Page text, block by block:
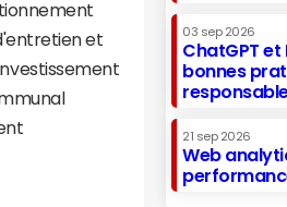
et
03 sep 2026
ChatGPT et
bonnes
21 sep 2026
Web